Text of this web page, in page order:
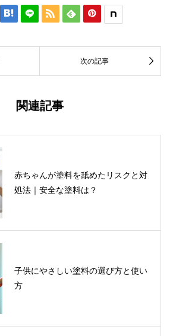
   
次の記事 
関連記事
赤ちゃんが塗料を舐めたリスクと対
処法｜安全な塗料は？
子供にやさしい塗料の選び方と使い
方